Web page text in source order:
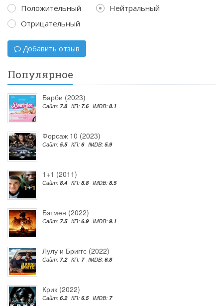
Положительный
Нейтральный
Отрицательный
Добавить отзыв
Популярное
Барби (2023)
Сайт: 7.8 КП: 7.6 IMDB: 8.1
Форсаж 10 (2023)
Сайт: 5.5 КП: 6 IMDB: 5.9
1+1 (2011)
Сайт: 8.4 КП: 8.8 IMDB: 8.5
Бэтмен (2022)
Сайт: 7.5 КП: 6.9 IMDB: 9.1
Лулу и Бриггс (2022)
Сайт: 7.2 КП: 7 IMDB: 6.8
Крик (2022)
Сайт: 6.2 КП: 6.5 IMDB: 7